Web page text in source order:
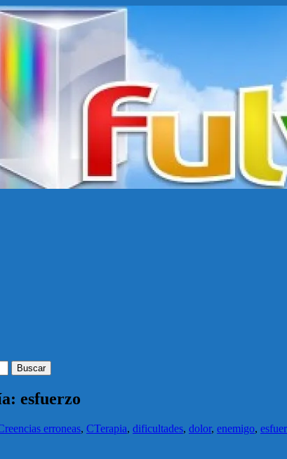
esfuerzo
erroneas, CTerapia, dificultades, dolor, enemigo,